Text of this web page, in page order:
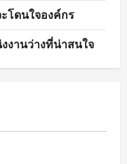
โดนใจองค์กร
งานว่างที่น่าสนใจ